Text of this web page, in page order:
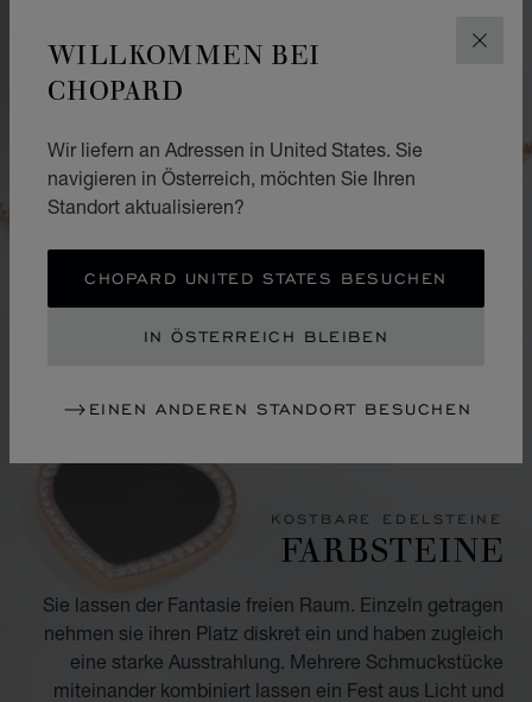
WILLKOMMEN BEI
CHOPARD
Wir liefern an Adressen in United States. Sie
navigieren in Österreich, möchten Sie Ihren
Standort aktualisieren?
CHOPARD UNITED STATES BESUCHEN
IN ÖSTERREICH BLEIBEN
EINEN ANDEREN STANDORT BESUCHEN
KOSTBARE EDELSTEINE
FARBSTEINE
Sie lassen der Fantasie freien Raum. Einzeln getragen
nehmen sie ihren Platz diskret ein und haben zugleich
eine starke Ausstrahlung. Mehrere Schmuckstücke
miteinander kombiniert lassen ein Fest aus Licht und